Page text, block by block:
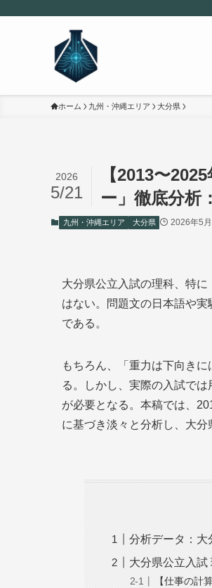
ホーム 九州・沖縄エリア 大分県
【2013〜
ー」徹底分析
2026
5/21
九州・沖縄エリア 大分県 2026年5
大分県公立入試の理科、特
はない。問題文の日本語や
である。
もちろん、「重力は下向き
る。しかし、実際の入試で
が必要となる。本稿では、
に基づき淡々と分析し、大分
分析データ：大
大分県公立入試
【仕事の計